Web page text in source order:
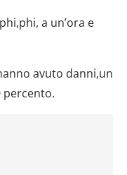
a un’ora e
avuto danni,un
percento.